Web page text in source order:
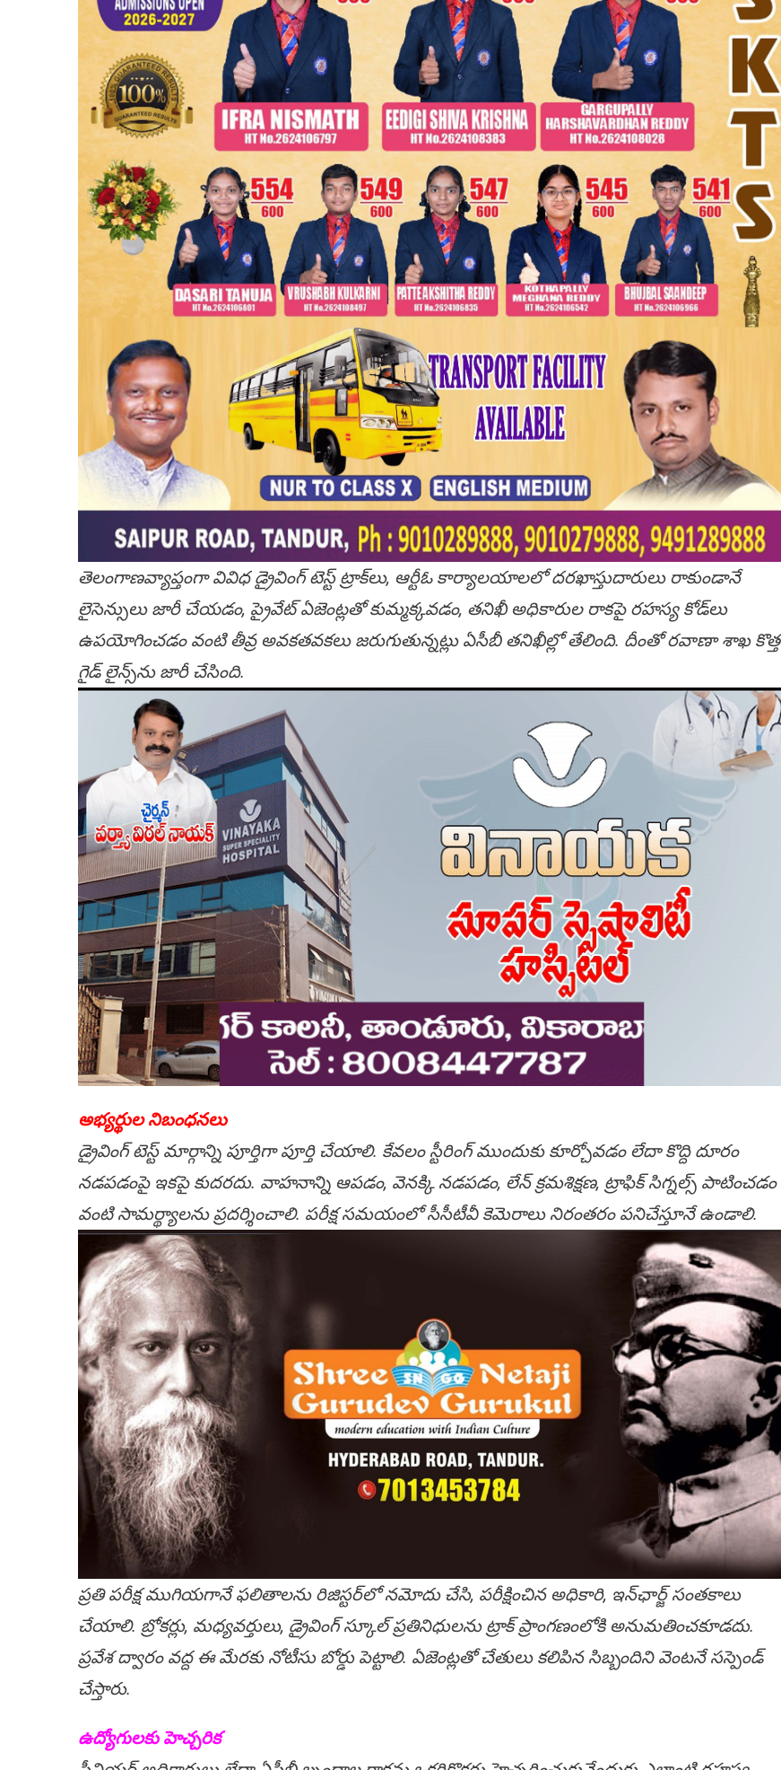
తెలంగాణవ్యాప్తంగా వివిధ డ్రైవింగ్ టెస్ట్ ట్రాక్‌లు, ఆర్టీఓ కార్యాలయాలలో దరఖాస్తుదారులు రాకుండానే
లైసెన్సులు జారీ చేయడం, ప్రైవేట్ ఏజెంట్లతో కుమ్మక్కవడం, తనిఖీ అధికారుల రాకపై రహస్య కోడ్‌లు
ఉపయోగించడం వంటి తీవ్ర అవకతవకలు జరుగుతున్నట్లు ఏసీబీ తనిఖీల్లో తేలింది. దీంతో రవాణా శాఖ కొత్త
గైడ్‌ లైన్స్‌ను జారీ చేసింది.
అభ్యర్థుల నిబంధనలు
డ్రైవింగ్ టెస్ట్ మార్గాన్ని పూర్తిగా పూర్తి చేయాలి. కేవలం స్టీరింగ్ ముందుకు కూర్చోవడం లేదా కొద్ది దూరం
నడపడంపై ఇకపై కుదరదు. వాహనాన్ని ఆపడం, వెనక్కి నడపడం, లేన్ క్రమశిక్షణ, ట్రాఫిక్ సిగ్నల్స్ పాటించడం
వంటి సామర్థ్యాలను ప్రదర్శించాలి. పరీక్ష సమయంలో సీసీటీవీ కెమెరాలు నిరంతరం పనిచేస్తూనే ఉండాలి.
ప్రతి పరీక్ష ముగియగానే ఫలితాలను రిజిస్టర్‌లో నమోదు చేసి, పరీక్షించిన అధికారి, ఇన్‌ఛార్జ్ సంతకాలు
చేయాలి. బ్రోకర్లు, మధ్యవర్తులు, డ్రైవింగ్ స్కూల్ ప్రతినిధులను ట్రాక్ ప్రాంగణంలోకి అనుమతించకూడదు.
ప్రవేశ ద్వారం వద్ద ఈ మేరకు నోటీసు బోర్డు పెట్టాలి. ఏజెంట్లతో చేతులు కలిపిన సిబ్బందిని వెంటనే సస్పెండ్
చేస్తారు.
ఉద్యోగులకు హెచ్చరిక